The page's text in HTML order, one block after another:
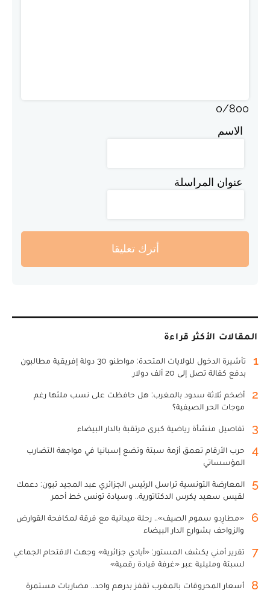
0/800
الاسم
عنوان المراسلة
أترك تعليقا
المقالات الأكثر قراءة
1
تأشيرة الدخول للولايات المتحدة: مواطنو 30 دولة إفريقية مطالبون
بدفع كفالة تصل إلى 20 ألف دولار
2
أضخم ثلاثة سدود بالمغرب: هل حافظت على نسب ملئها رغم
موجات الحر الصيفية؟
3 تفاصيل منشأة رياضية كبرى مرتقبة بالدار البيضاء
4
حرب الأرقام تعمق أزمة سبتة وتضع إسبانيا في مواجهة التضارب
المؤسساتي
5
المعارضة التونسية تراسل الرئيس الجزائري عبد المجيد تبون: دعمك
لقيس سعيد يكرس الدكتاتورية.. وسيادة تونس خط أحمر
6
«مطارِدو سموم الصيف».. رحلة ميدانية مع فرقة لمكافحة القوارض
والزواحف بشوارع الدار البيضاء
7
تقرير أمني يكشف المستور: «أيادي جزائرية» وجهت الاقتحام الجماعي
لسبتة ومليلية عبر «غرفة قيادة رقمية»
8
أسعار المحروقات بالمغرب تقفز بدرهم واحد.. مضاربات مستمرة